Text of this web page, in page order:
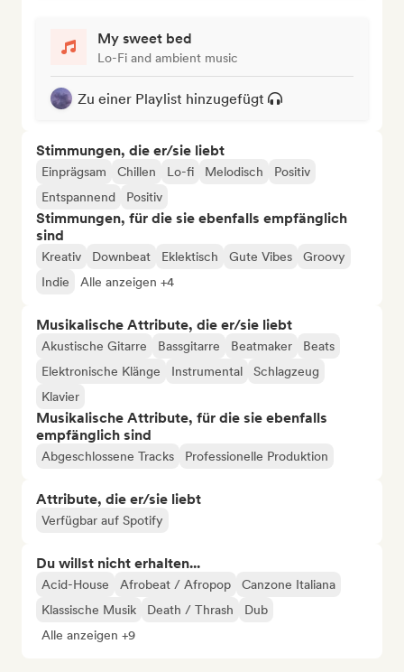
My sweet bed
Lo-Fi and ambient music
Zu einer Playlist hinzugefügt
Stimmungen, die er/sie liebt
Einprägsam Chillen Lo-fi Melodisch
Positiv
Entspannend
Positiv
Stimmungen, für die sie ebenfalls empfänglich
sind
Kreativ Downbeat Eklektisch Gute Vibes
Groovy
Indie
Alle anzeigen +4
Musikalische Attribute, die er/sie liebt
Akustische Gitarre Bassgitarre Beatmaker
Beats
Elektronische Klänge
Instrumental
Schlagzeug
Klavier
Musikalische Attribute, für die sie ebenfalls
empfänglich sind
Abgeschlossene Tracks Professionelle Produktion
Attribute, die er/sie liebt
Verfügbar auf Spotify
Du willst nicht erhalten...
Acid-House Afrobeat / Afropop
Canzone Italiana
Klassische Musik
Death / Thrash
Dub
Alle anzeigen +9